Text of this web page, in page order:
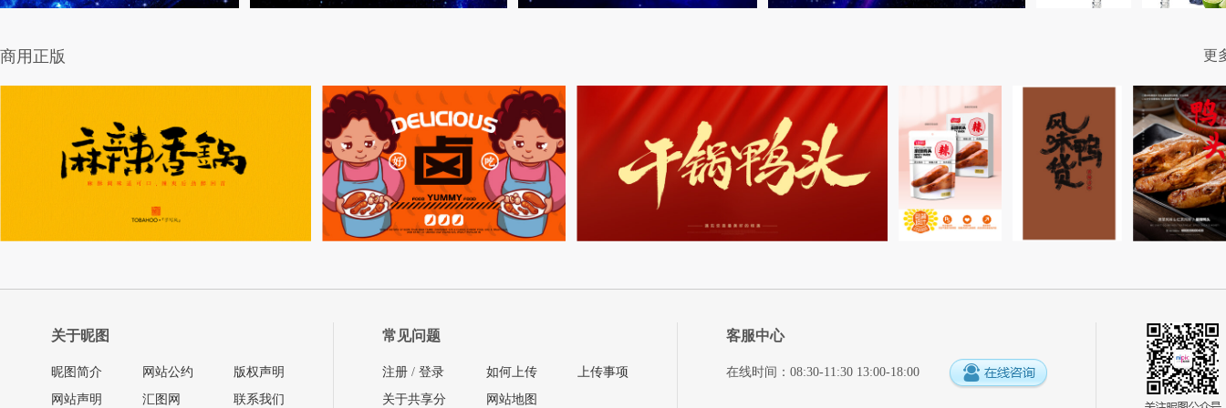
商用正版 更
关于昵图
昵图简介
网站声明
网站公约
汇图网
版权声明
联系我们
常见问题
注册 / 登录
关于共享分
如何上传
网站地图
上传事项
客服中心
在线时间：08:30-11:30 13:00-18:00